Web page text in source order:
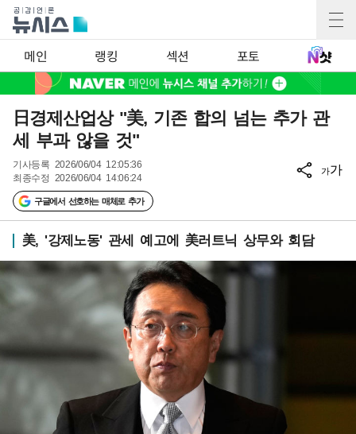
메인 랭킹 섹션 포토
日경제산업상 "美, 기존 합의 넘는 추가 관
세 부과 않을 것"
기사등록 2026/06/04 12:05:36
최종수정 2026/06/04 14:06:24
구글에서 선호하는 매체로 추가
가가
美, '강제노동' 관세 예고에 美러트닉 상무와 회담